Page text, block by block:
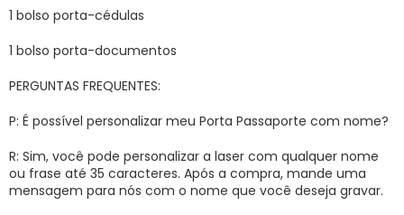
1 bolso porta-cédulas
1 bolso porta-documentos
PERGUNTAS FREQUENTES:
P: É possível personalizar meu Porta Passaporte com nome?
R: Sim, você pode personalizar a laser com qualquer nome
ou frase até 35 caracteres. Após a compra, mande uma
mensagem para nós com o nome que você deseja gravar.